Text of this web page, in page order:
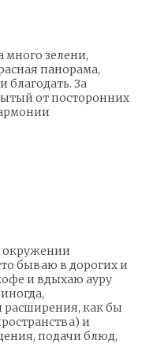
зелени,
панорама,
благодать. За
от посторонних
окружении
бываю в дорогих и
и вдыхаю ауру
как бы
и
подачи блюд,